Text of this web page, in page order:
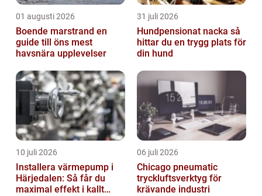
01 augusti 2026
Boende marstrand en
guide till öns mest
havsnära upplevelser
31 juli 2026
Hundpensionat nacka så
hittar du en trygg plats för
din hund
10 juli 2026
Installera värmepump i
Härjedalen: Så får du
maximal effekt i kallt
06 juli 2026
Chicago pneumatic
tryckluftsverktyg för
krävande industri